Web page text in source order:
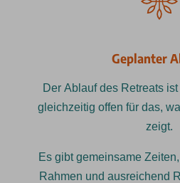
Geplanter
Der Ablauf des Retreats
gleichzeitig offen für das,
zeigt.
Es gibt gemeinsame
Rahmen und ausreichend